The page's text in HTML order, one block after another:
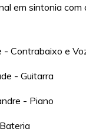
em sintonia com
- Contrabaixo e
- Guitarra
- Piano